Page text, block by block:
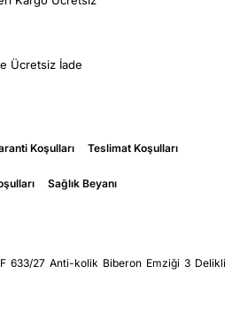
Ücretsiz İade
Koşulları Teslimat Koşulları
Sağlık Beyanı
633/27 Anti-kolik Biberon Emziği 3 Delikli